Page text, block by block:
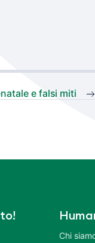
e falsi miti
Chi